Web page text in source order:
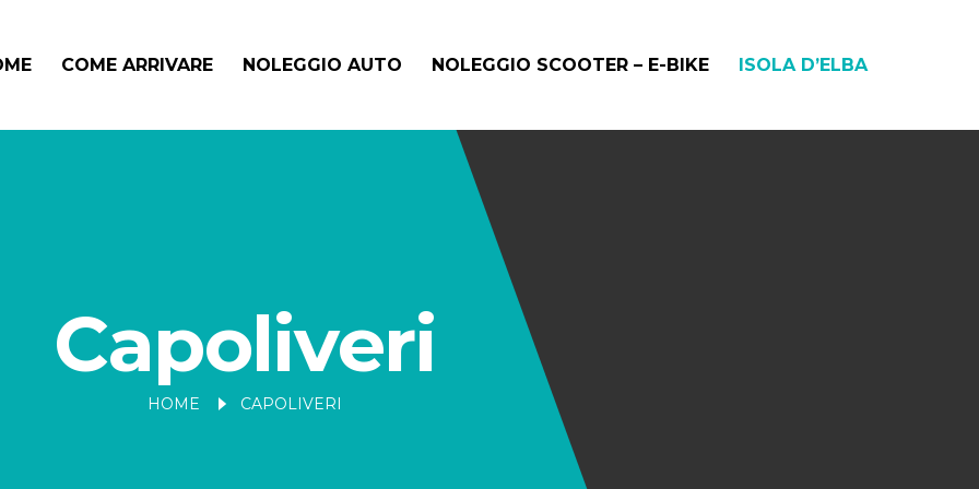
COME ARRIVARE NOLEGGIO AUTO NOLEGGIO SCOOTER – E-BIKE ISOLA D’ELBA
Capoliveri
HOME CAPOLIVERI